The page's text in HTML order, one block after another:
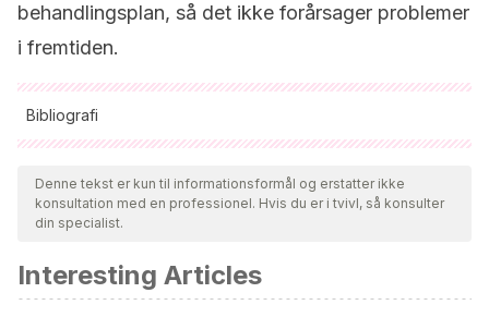
behandlingsplan, så det ikke forårsager problemer
i fremtiden.
Bibliografi
Alle citerede kilder blev grundigt gennemgået af vores team
for at sikre deres kvalitet, pålidelighed, aktualitet og validitet.
Bibliografien i denne artikel blev betragtet som pålidelig og af
Asociación Americana de la Diabetes. (2015).
Hiperglucemia. Artículo perteneciente a la Asociación
Denne tekst er kun til informationsformål og erstatter ikke
konsultation med en professionel. Hvis du er i tvivl, så konsulter
din specialist.
Interesting Articles